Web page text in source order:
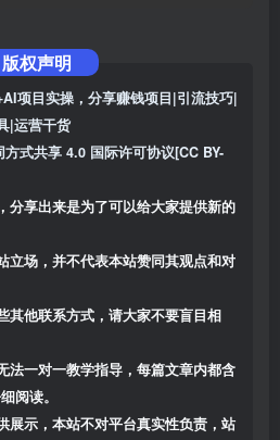
版权声明
项目实操，分享赚钱项目|引流技巧|
|运营干货
式共享 4.0 国际许可协议[CC BY-
分享出来是为了可以给大家提供新的
立场，并不代表本站赞同其观点和对
其他联系方式，请大家不要盲目相
法一对一教学指导，每篇文章内都含
阅读。
展示，本站不对平台真实性负责，站